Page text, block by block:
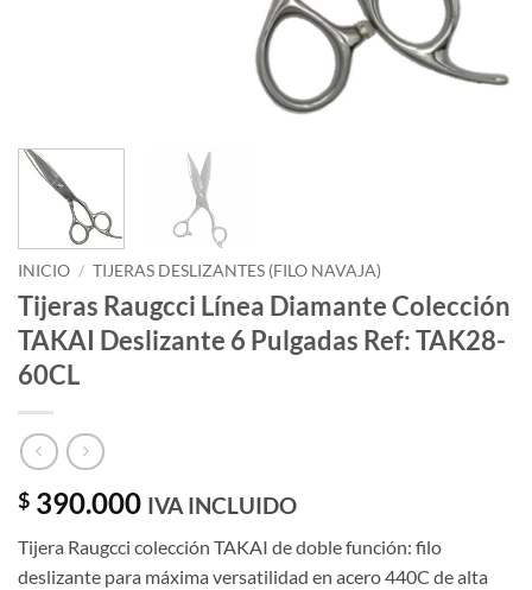
INICIO / TIJERAS DESLIZANTES (FILO NAVAJA)
Tijeras Raugcci Línea Diamante Colección
TAKAI Deslizante 6 Pulgadas Ref: TAK28-
60CL
$ 390.000 IVA INCLUIDO
Tijera Raugcci colección TAKAI de doble función: filo
deslizante para máxima versatilidad en acero 440C de alta